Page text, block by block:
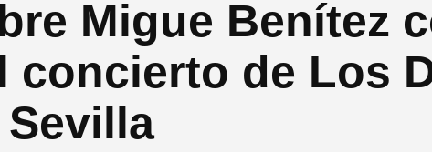
Migue Benítez
concierto de Los
Sevilla